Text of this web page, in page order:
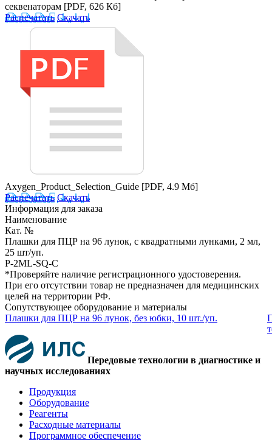
секвенаторам [PDF, 626 Кб]
Распечатать Скачать
Axygen_Product_Selection_Guide [PDF, 4.9 Мб]
Распечатать Скачать
Информация для заказа
Наименование
Кат. №
Плашки для ПЦР на 96 лунок, с квадратными лунками, 2 мл,
25 шт/уп.
P-2ML-SQ-C
*Проверяйте наличие регистрационного удостоверения.
При его отсутствии товар не предназначен для медицинских
целей на территории РФ.
Сопутствующее оборудование и материалы
Плашки для ПЦР на 96 лунок, без юбки, 10 шт./уп.
Передовые технологии в диагностике и
научных исследованиях
Продукция
Оборудование
Реагенты
Расходные материалы
Программное обеспечение